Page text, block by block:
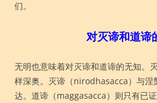
们。
对灭谛和道谛
无明也意味着对灭谛和道谛的无知。
样深奥。灭谛（nirodhasacca）与涅
达。道谛（maggasacca）则只有已